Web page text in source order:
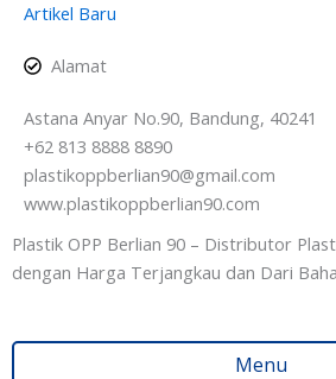
Artikel Baru
Alamat
Astana Anyar No.90, Bandung, 40241
+62 813 8888 8890
plastikoppberlian90@gmail.com
www.plastikoppberlian90.com
Plastik OPP Berlian 90 – Distributor
dengan Harga Terjangkau dan Dari
Menu